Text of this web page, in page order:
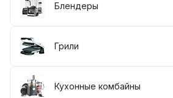
Блендеры
Грили
Кухонные комбайны